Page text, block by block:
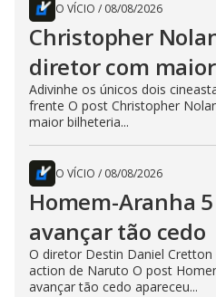
O VÍCIO / 08/08/2026
Christopher
diretor com
Adivinhe os únicos dois
frente O post Christopher
maior bilheteria...
O VÍCIO / 08/08/2026
Homem-Aranha
avançar tão cedo
O diretor Destin Daniel
action de Naruto O post
avançar tão cedo apareceu...